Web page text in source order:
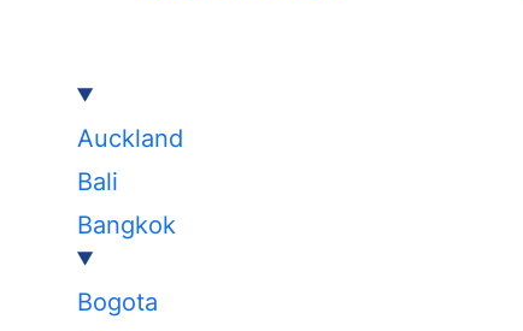
Auckland
Bali
Bangkok
Bogota